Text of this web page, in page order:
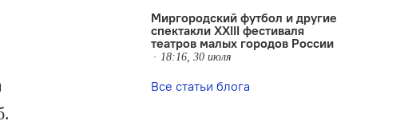
Миргородский футбол и другие
спектакли XXIII фестиваля
театров малых городов России
18:16, 30 июля
Все статьи блога